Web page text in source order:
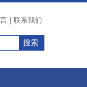
联系我们